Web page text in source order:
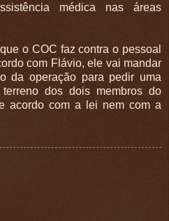
médica nas áreas
o COC faz contra o pessoal
com Flávio, ele vai mandar
da operação para pedir uma
dos dois membros do
acordo com a lei nem com a